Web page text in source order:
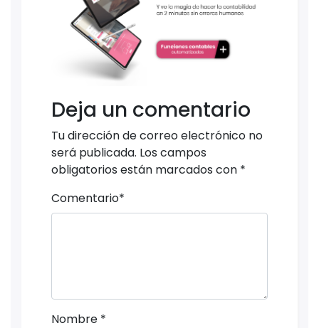
Deja un comentario
Tu dirección de correo electrónico no
será publicada. Los campos
obligatorios están marcados con *
Comentario*
Nombre *